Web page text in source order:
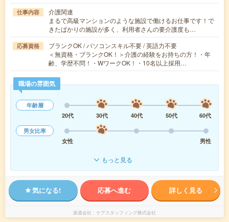
仕事内容
介護関連
まるで高級マンションのような施設で働けるお仕事です！で
きたばかりの施設が多く、利用者さんの要介護度も…
応募資格
ブランクOK / パソコンスキル不要 / 英語力不要
＜無資格・ブランクOK！＞介護の経験をお持ちの方！・年
齢、学歴不問！・WワークOK！・10名以上採用…
職場の雰囲気
年齢層
20代
30代 40代 50代
60代
男女比率
女性
男性
もっと見る
気になる! 応募へ進む 詳しく見る
派遣会社 ケアスタッフィング株式会社